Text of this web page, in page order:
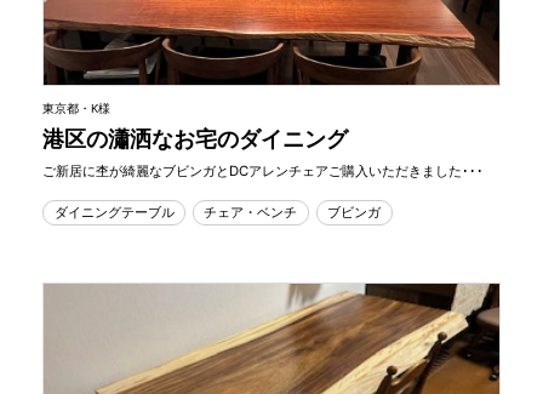
東京都・K様
港区の瀟洒なお宅のダイニング
ご新居に杢が綺麗なブビンガとDCアレンチェアご購入いただきました･･･
ダイニングテーブル チェア・ベンチ ブビンガ